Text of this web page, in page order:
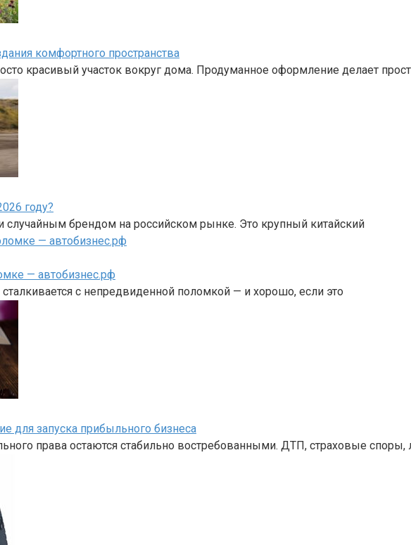
комфортного пространства
красивый участок вокруг дома. Продуманное оформление делает
году?
случайным брендом на российском рынке. Это крупный китайский
— автобизнес.рф
с непредвиденной поломкой — и хорошо, если это
для запуска прибыльного бизнеса
права остаются стабильно востребованными. ДТП, страховые споры,